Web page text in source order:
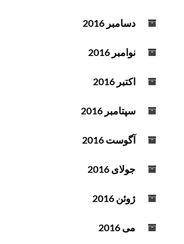
دسامبر 2016
نوامبر 2016
اکتبر 2016
سپتامبر 2016
آگوست 2016
جولای 2016
ژوئن 2016
می 2016